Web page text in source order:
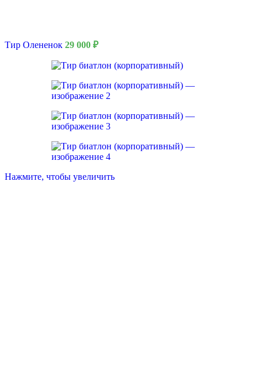
Тир Олененок 29 000 ₽
Нажмите, чтобы увеличить